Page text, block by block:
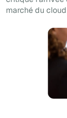
marché du